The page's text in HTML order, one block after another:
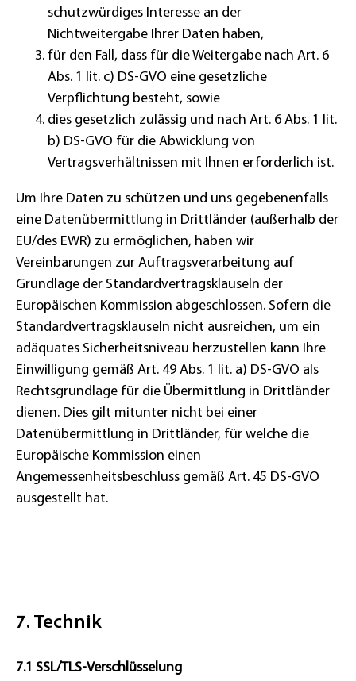
schutzwürdiges Interesse an der
Nichtweitergabe Ihrer Daten haben,
für den Fall, dass für die Weitergabe nach Art. 6
Abs. 1 lit. c) DS-GVO eine gesetzliche
Verpflichtung besteht, sowie
dies gesetzlich zulässig und nach Art. 6 Abs. 1 lit.
b) DS-GVO für die Abwicklung von
Vertragsverhältnissen mit Ihnen erforderlich ist.
Um Ihre Daten zu schützen und uns gegebenenfalls
eine Datenübermittlung in Drittländer (außerhalb der
EU/des EWR) zu ermöglichen, haben wir
Vereinbarungen zur Auftragsverarbeitung auf
Grundlage der Standardvertragsklauseln der
Europäischen Kommission abgeschlossen. Sofern die
Standardvertragsklauseln nicht ausreichen, um ein
adäquates Sicherheitsniveau herzustellen kann Ihre
Einwilligung gemäß Art. 49 Abs. 1 lit. a) DS-GVO als
Rechtsgrundlage für die Übermittlung in Drittländer
dienen. Dies gilt mitunter nicht bei einer
Datenübermittlung in Drittländer, für welche die
Europäische Kommission einen
Angemessenheitsbeschluss gemäß Art. 45 DS-GVO
ausgestellt hat.
7. Technik
7.1 SSL/TLS-Verschlüsselung